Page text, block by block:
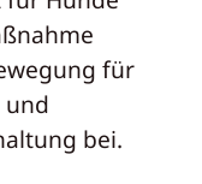
für
und
bei.